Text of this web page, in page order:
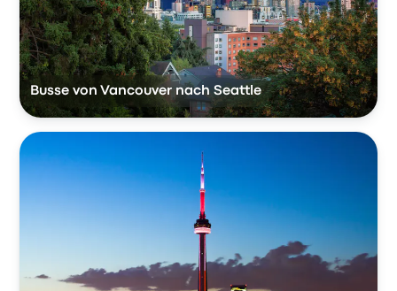
Busse von Vancouver nach Seattle